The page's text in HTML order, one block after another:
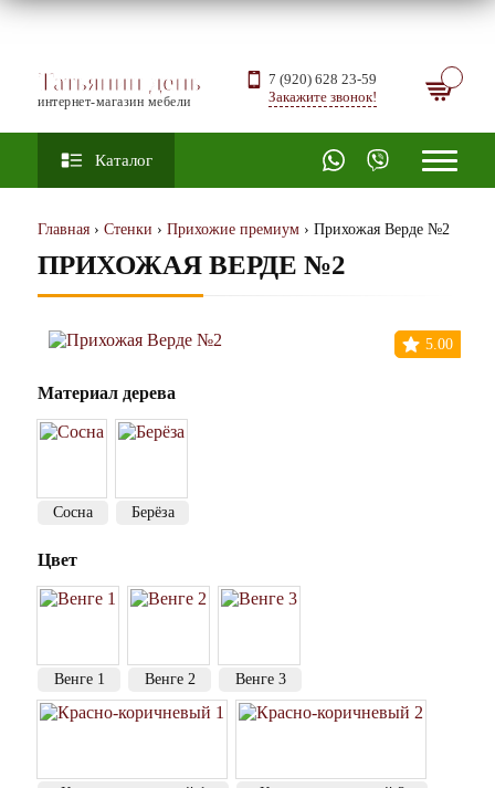
Татьянин день
интернет-магазин мебели
7 (920) 628 23-59
Закажите звонок!
Каталог
Главная › Стенки › Прихожие премиум › Прихожая Верде №2
ПРИХОЖАЯ ВЕРДЕ №2
5.00
Материал дерева
Сосна Берёза
Цвет
Венге 1 Венге 2 Венге 3